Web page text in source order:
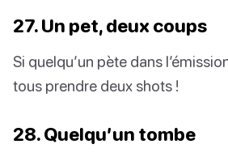
27. Un pet, deux coups
Si quelqu’un pète dans
tous prendre deux shots !
28. Quelqu’un tombe